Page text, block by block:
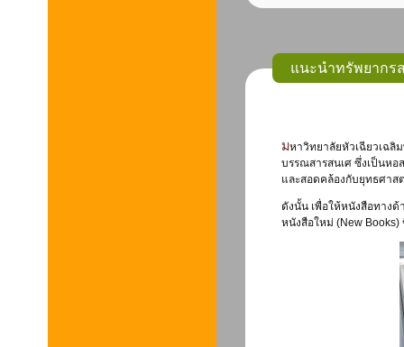
แนะนำทรัพยากร
มหาวิทยาลัยหัวเฉียวเฉลิมพระเกียรติ มียุทธศาสตร์ในการเป็นผู้นำด้านวิทยาศาสตร์สุขภาพและจีนศึกษา ศูนย์
บรรณสารสนเศ ซึ่งเป็นห
และสอดคล้องกับยุทธศาส
ดังนั้น เพื่อให้หนังสือทาง
หนังสือใหม่ (New